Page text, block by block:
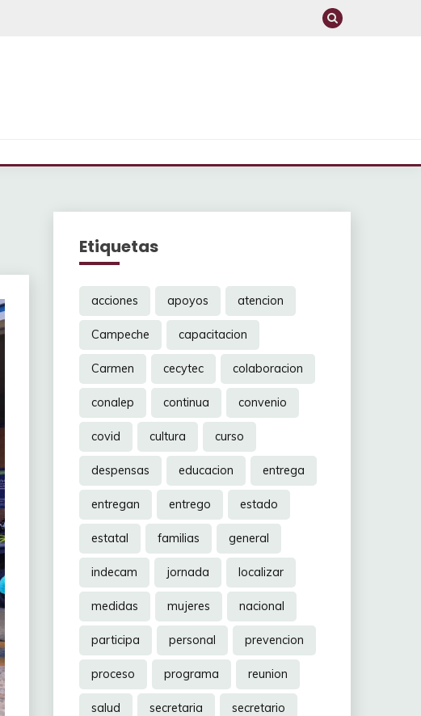
Etiquetas
acciones apoyos atencion
Campeche capacitacion
Carmen cecytec colaboracion
conalep continua convenio
covid cultura curso
despensas educacion entrega
entregan entrego estado
estatal familias general
indecam jornada localizar
medidas mujeres nacional
participa personal prevencion
proceso programa reunion
salud secretaria secretario